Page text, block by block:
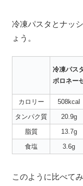
冷凍パスタとナッ
ょう。
冷凍パス
ボロネー
カロリー
508kcal
タンパク質
20.9g
脂質
13.7g
食塩
3.6g
このように比べてみ